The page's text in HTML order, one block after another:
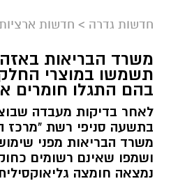
במסגרת התפקיד יידרש
מקצועי, לפתח תוכניות
ופרויקטים ייחודיים ולעבוד
חיבור בין עולם התרבות,
בין דרישות התפקיד:
תואר אקדמי המוכר על
חדשות גדרה > חדשות
משרד הבריאות
תשמשו במוצרי
בהם התגלו חומרים
לאחר בדיקות מעבדה
בתשעה סניפי רשת "מרכז
משרד הבריאות מפני
ושמפו שאינם רשומים
נמצאה חומצה